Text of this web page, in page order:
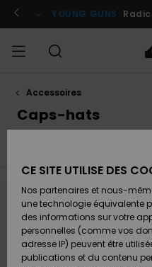
de
grille
des
produits
Se connecter / s'inscrire
YOUNG GUNS
HOMME
& Tongs
Surf
& Tongs
Surf
FEMME
A
Snow
SURF
Surf
Shop
Enfant
SNOW
Snow
Shop
Enfant
Snow
Shop
Enfant
Outlet
Femme
Retours
Paiement
Accessoires
Caps-hats
Serviettes
Ne partez pas trop
bientôt de retour
CE SITE UTILISE DES
Nos partenaires et nous-
une technologie équivalente
des informations sur votre
personnelles (comme vos
adresse IP) peuvent être
publications et du contenu